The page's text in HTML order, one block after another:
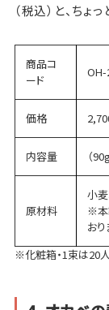
（税込）と、ちょ
商品コ
ード
OH-
価格
内容量 （
原材料
小
※本
おり
※化粧箱・1束は20人